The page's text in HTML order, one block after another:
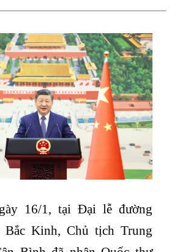
16/1, tại Đại lễ đường
Bắc Kinh, Chủ tịch Trung